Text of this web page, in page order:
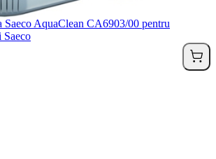
Saeco AquaClean CA6903/00 pentru
Saeco